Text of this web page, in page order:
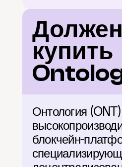
купить
Онтология
блокчейн-